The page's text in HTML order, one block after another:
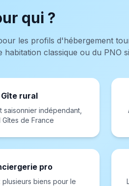
qui ?
les profils d'hébergement
classique ou du PNO
Gîte rural
saisonnier indépendant,
Gîtes de France
pro
biens pour le